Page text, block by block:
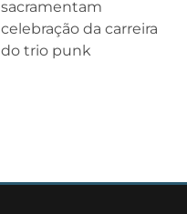
sacramentam
celebração da carreira
do trio punk